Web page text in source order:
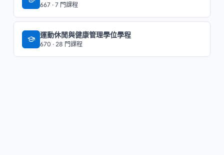
667 · 7 門課程
運動休閒與健康管理學位學程
670 · 28 門課程